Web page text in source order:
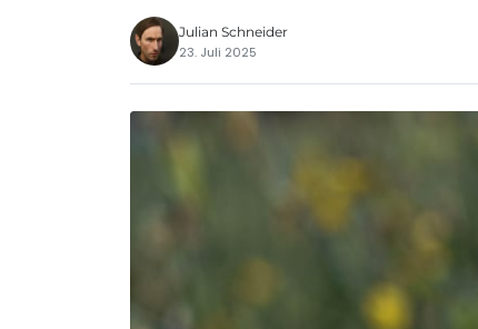
Julian Schneider
23. Juli 2025